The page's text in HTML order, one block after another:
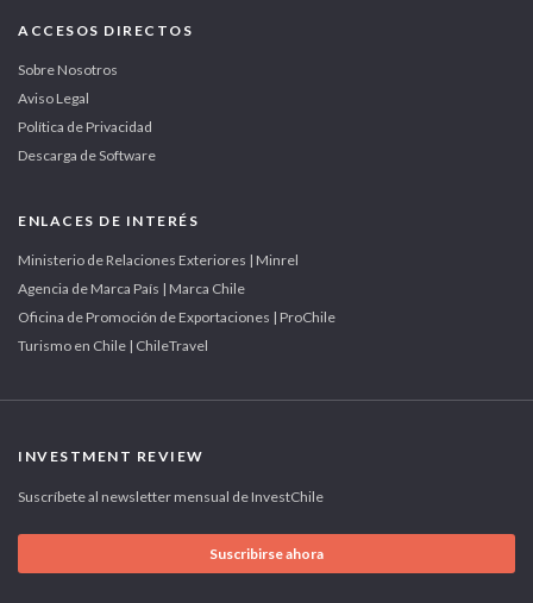
ACCESOS DIRECTOS
Sobre Nosotros
Aviso Legal
Política de Privacidad
Descarga de Software
ENLACES DE INTERÉS
Ministerio de Relaciones Exteriores | Minrel
Agencia de Marca País | Marca Chile
Oficina de Promoción de Exportaciones | ProChile
Turismo en Chile | ChileTravel
INVESTMENT REVIEW
Suscríbete al newsletter mensual de InvestChile
Suscribirse ahora